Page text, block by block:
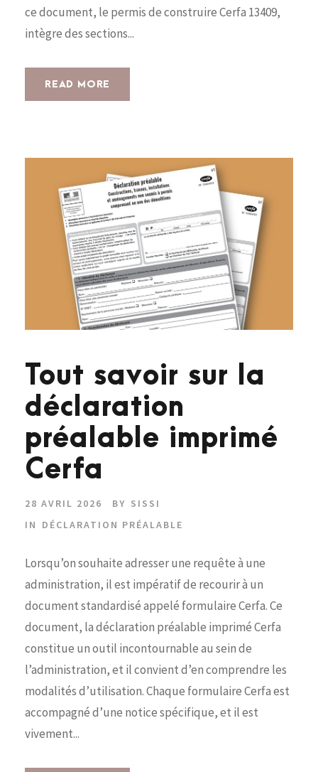
ce document, le permis de construire Cerfa 13409,
intègre des sections...
READ MORE
Tout savoir sur la
déclaration
préalable imprimé
Cerfa
28 AVRIL 2026 BY SISSI
IN
DÉCLARATION PRÉALABLE
Lorsqu’on souhaite adresser une requête à une
administration, il est impératif de recourir à un
document standardisé appelé formulaire Cerfa. Ce
document, la déclaration préalable imprimé Cerfa
constitue un outil incontournable au sein de
l’administration, et il convient d’en comprendre les
modalités d’utilisation. Chaque formulaire Cerfa est
accompagné d’une notice spécifique, et il est
vivement...